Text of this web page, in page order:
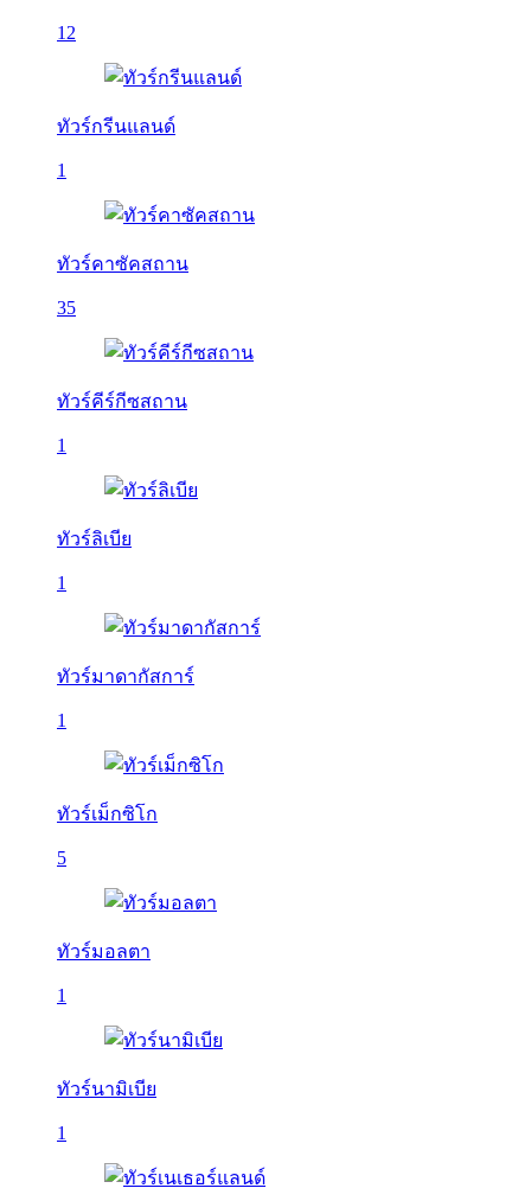
12
ทัวร์กรีนแลนด์
1
ทัวร์คาซัคสถาน
35
ทัวร์คีร์กีซสถาน
1
ทัวร์ลิเบีย
1
ทัวร์มาดากัสการ์
1
ทัวร์เม็กซิโก
5
ทัวร์มอลตา
1
ทัวร์นามิเบีย
1